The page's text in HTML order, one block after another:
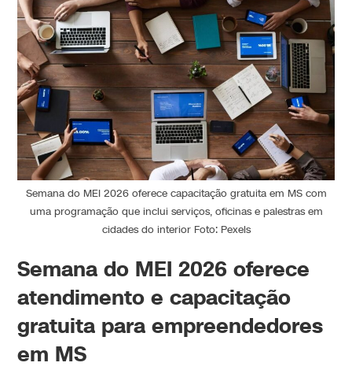
Semana do MEI 2026 oferece capacitação gratuita em MS com
uma programação que inclui serviços, oficinas e palestras em
cidades do interior Foto: Pexels
Semana do MEI 2026 oferece
atendimento e capacitação
gratuita para empreendedores
em MS